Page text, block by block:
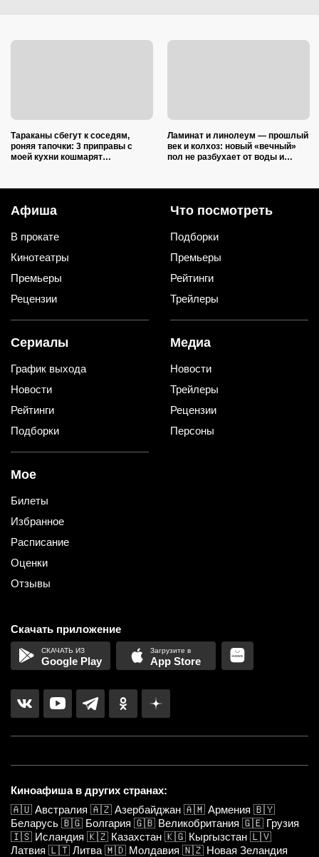
Тараканы сбегут к соседям,
роняя тапочки: 3 приправы с
моей кухни кошмарят
Ламинат и линолеум — прошлый
век и колхоз: новый «вечный»
пол не разбухает от воды и
Афиша
В прокате
Кинотеатры
Премьеры
Рецензии
Что посмотреть
Подборки
Премьеры
Рейтинги
Трейлеры
Сериалы
График выхода
Новости
Рейтинги
Подборки
Медиа
Новости
Трейлеры
Рецензии
Персоны
Мое
Билеты
Избранное
Расписание
Оценки
Отзывы
Скачать приложение
Google Play App Store
Киноафиша в других странах:
🇦🇺 Австралия 🇦🇿 Азербайджан 🇦🇲 Армения 🇧🇾
Беларусь 🇧🇬 Болгария 🇬🇧 Великобритания 🇬🇪 Грузия
🇮🇸 Исландия 🇰🇿 Казахстан 🇰🇬 Кыргызстан 🇱🇻
Латвия 🇱🇹 Литва 🇲🇩 Молдавия 🇳🇿 Новая Зеландия